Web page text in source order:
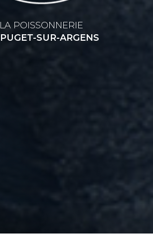
LA POISSONNERIE
PUGET-SUR-ARGENS